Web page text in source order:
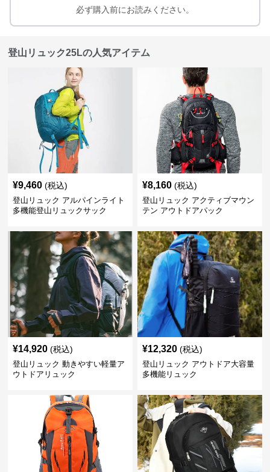
必ず購入前にお読みください。
登山リュック25Lの人気アイテム
¥9,460 (税込)
登山リュック アルパインライト
多機能登山リュックサック
¥8,160 (税込)
登山リュック アクティブマウン
テン アウトドアパック
¥14,920 (税込)
登山リュック 動きやすい軽量ア
ウトドアリュック
¥12,320 (税込)
登山リュック アウトドア大容量
多機能リュック